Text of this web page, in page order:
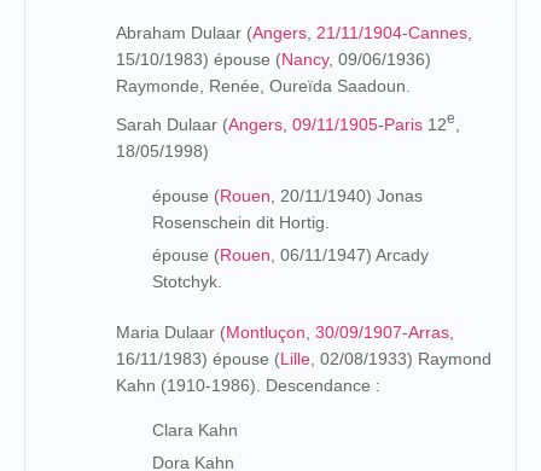
Abraham Dulaar (Angers 21/11/1904-Cannes
15/10/1983) épouse (Nancy, 09/06/1936)
Raymonde, Renée, Oureïda Saadoun.
Sarah Dulaar (Angers 09/11/1905-Paris 12e
18/05/1998)
épouse (Rouen , 20/11/1940) Jonas
Rosenschein dit Hortig.
épouse (Rouen , 06/11/1947) Arcady
Stotchyk.
Maria Dulaar (Montluçon 30/09/1907-Arras
16/11/1983) épouse (Lille , 02/08/1933) Raymond
Kahn (1910-1986). Descendance :
Clara Kahn
Dora Kahn